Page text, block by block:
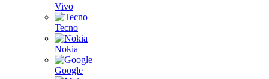
Vivo
Tecno
Nokia
Google